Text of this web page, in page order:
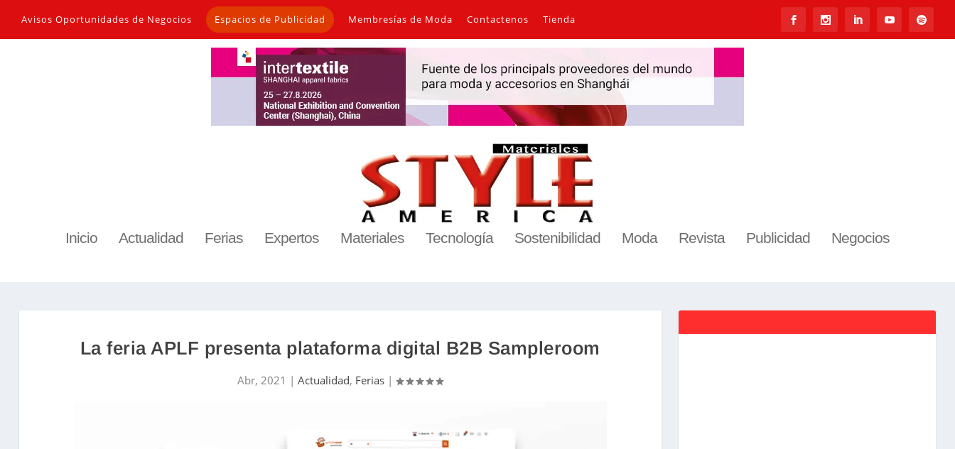
Avisos Oportunidades de Negocios Espacios de Publicidad Membresías de Moda Contactenos Tienda
Inicio Actualidad Ferias Expertos Materiales Tecnología Sostenibilidad Moda Revista Publicidad Negocios
La feria APLF presenta plataforma digital B2B Sampleroom
Abr, 2021 |Actualidad, Ferias |